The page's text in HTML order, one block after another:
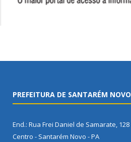
PREFEITURA DE SANTARÉM NOVO
End.: Rua Frei Daniel de Samarate, 128
Centro - Santarém Novo - PA